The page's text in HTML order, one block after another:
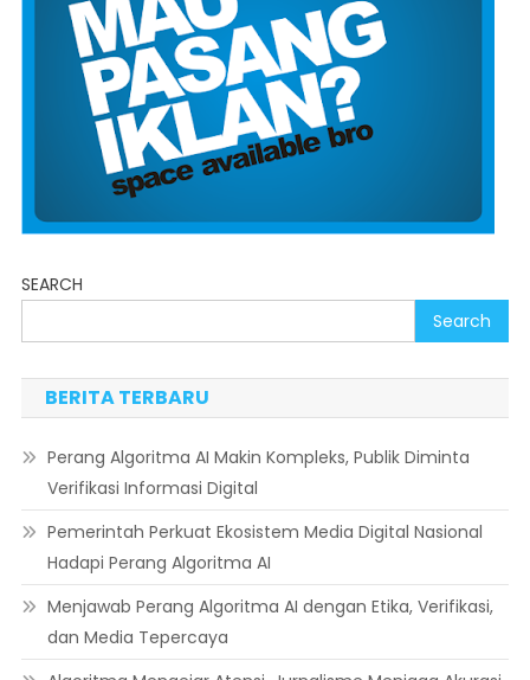
SEARCH
Search
BERITA TERBARU
Perang Algoritma AI Makin Kompleks, Publik Diminta
Verifikasi Informasi Digital
Pemerintah Perkuat Ekosistem Media Digital Nasional
Hadapi Perang Algoritma AI
Menjawab Perang Algoritma AI dengan Etika, Verifikasi,
dan Media Tepercaya